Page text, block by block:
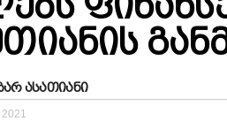
ასათიანი